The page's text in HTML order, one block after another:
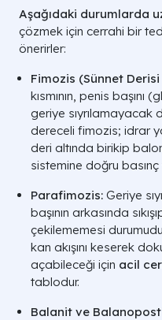
Aşağıdaki durumlarda
çözmek için cerrahi bir
önerirler:
Fimozis (Sünnet Derisi
kısmının, penis
geriye sıyrılamayacak
dereceli fimozis; idrar
deri altında birikip
sistemine doğru
Parafimozis: Geriye
başının arkasında
çekilememesi
kan akışını keserek
açabileceği için acil
tablodur.
Balanit ve